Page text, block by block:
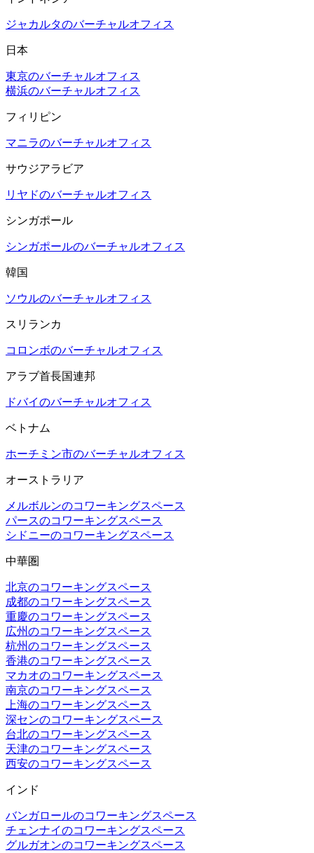
ジャカルタのバーチャルオフィス
日本
東京のバーチャルオフィス
横浜のバーチャルオフィス
フィリピン
マニラのバーチャルオフィス
サウジアラビア
リヤドのバーチャルオフィス
シンガポール
シンガポールのバーチャルオフィス
韓国
ソウルのバーチャルオフィス
スリランカ
コロンボのバーチャルオフィス
アラブ首長国連邦
ドバイのバーチャルオフィス
ベトナム
ホーチミン市のバーチャルオフィス
オーストラリア
メルボルンのコワーキングスペース
パースのコワーキングスペース
シドニーのコワーキングスペース
中華圏
北京のコワーキングスペース
成都のコワーキングスペース
重慶のコワーキングスペース
広州のコワーキングスペース
杭州のコワーキングスペース
香港のコワーキングスペース
マカオのコワーキングスペース
南京のコワーキングスペース
上海のコワーキングスペース
深センのコワーキングスペース
台北のコワーキングスペース
天津のコワーキングスペース
西安のコワーキングスペース
インド
バンガロールのコワーキングスペース
チェンナイのコワーキングスペース
グルガオンのコワーキングスペース